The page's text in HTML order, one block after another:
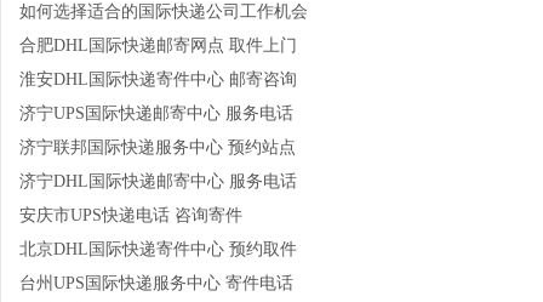
如何选择适合的国际快递公司工作机会
合肥DHL国际快递邮寄网点 取件上门
淮安DHL国际快递寄件中心 邮寄咨询
济宁UPS国际快递邮寄中心 服务电话
济宁联邦国际快递服务中心 预约站点
济宁DHL国际快递邮寄中心 服务电话
安庆市UPS快递电话 咨询寄件
北京DHL国际快递寄件中心 预约取件
台州UPS国际快递服务中心 寄件电话